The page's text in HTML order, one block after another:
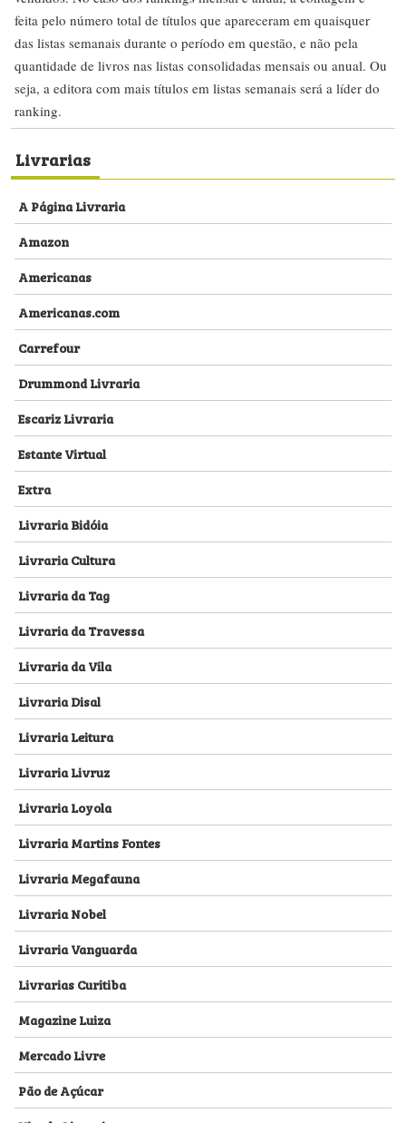
feita pelo número total de títulos que apareceram em quaisquer
das listas semanais durante o período em questão, e não pela
quantidade de livros nas listas consolidadas mensais ou anual. Ou
seja, a editora com mais títulos em listas semanais será a líder do
ranking.
Livrarias
A Página Livraria
Amazon
Americanas
Americanas.com
Carrefour
Drummond Livraria
Escariz Livraria
Estante Virtual
Extra
Livraria Bidóia
Livraria Cultura
Livraria da Tag
Livraria da Travessa
Livraria da Vila
Livraria Disal
Livraria Leitura
Livraria Livruz
Livraria Loyola
Livraria Martins Fontes
Livraria Megafauna
Livraria Nobel
Livraria Vanguarda
Livrarias Curitiba
Magazine Luiza
Mercado Livre
Pão de Açúcar